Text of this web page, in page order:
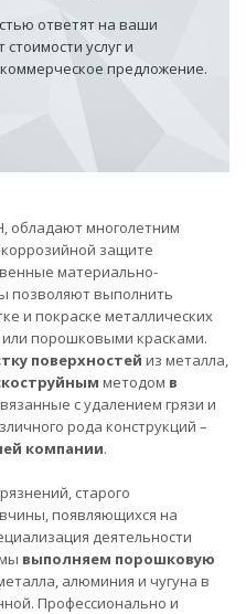
ответят на ваши
услуг и
предложение.
обладают многолетним
защите
материально-
позволяют выполнить
и покраске металлических
порошковыми красками.
поверхностей из металла,
методом в
с удалением грязи и
рода конструкций –
компании.
старого
появляющихся на
деятельности
выполняем порошковую
алюминия и чугуна в
Профессионально и